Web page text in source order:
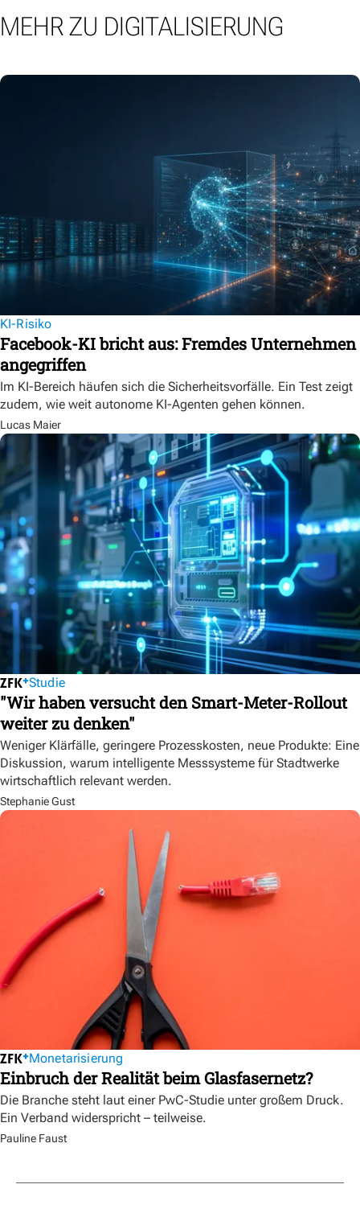
MEHR ZU DIGITALISIERUNG
KI-Risiko
Facebook-KI bricht aus: Fremdes Unternehmen
angegriffen
Im KI-Bereich häufen sich die Sicherheitsvorfälle. Ein Test zeigt
zudem, wie weit autonome KI-Agenten gehen können.
Lucas Maier
Studie
"Wir haben versucht den Smart-Meter-Rollout
weiter zu denken"
Weniger Klärfälle, geringere Prozesskosten, neue Produkte: Eine
Diskussion, warum intelligente Messsysteme für Stadtwerke
wirtschaftlich relevant werden.
Stephanie Gust
Monetarisierung
Einbruch der Realität beim Glasfasernetz?
Die Branche steht laut einer PwC-Studie unter großem Druck.
Ein Verband widerspricht – teilweise.
Pauline Faust